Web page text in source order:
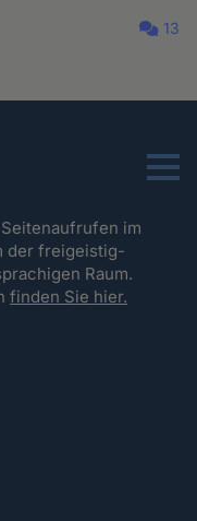
13
Menu
im
der freigeistig-
Raum.
finden Sie hier.